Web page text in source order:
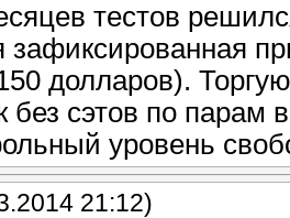
тестов
зафиксированная
долларов).
без сэтов по парам
уровень
21:12)